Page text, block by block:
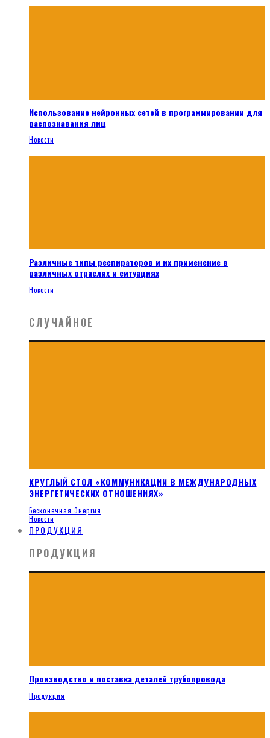
Использование нейронных сетей в программировании для
распознавания лиц
Новости
Различные типы респираторов и их применение в
различных отраслях и ситуациях
Новости
СЛУЧАЙНОЕ
КРУГЛЫЙ СТОЛ «КОММУНИКАЦИИ В МЕЖДУНАРОДНЫХ
ЭНЕРГЕТИЧЕСКИХ ОТНОШЕНИЯХ»
Бесконечная Энергия
Новости
ПРОДУКЦИЯ
ПРОДУКЦИЯ
Производство и поставка деталей трубопровода
Продукция